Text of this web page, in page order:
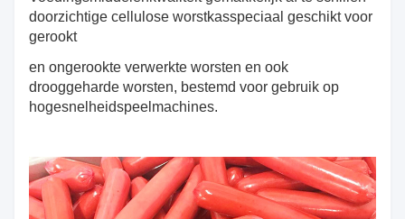
doorzichtige cellulose worstkasspeciaal geschikt voor
gerookt
en ongerookte verwerkte worsten en ook
drooggeharde worsten, bestemd voor gebruik op
hogesnelheidspeelmachines.